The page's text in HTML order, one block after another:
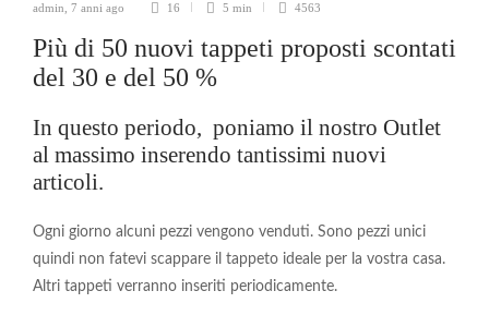
admin, 7 anni ago 16 5 min 4563
Più di 50 nuovi tappeti proposti scontati
del 30 e del 50 %
In questo periodo, poniamo il nostro Outlet
al massimo inserendo tantissimi nuovi
articoli.
Ogni giorno alcuni pezzi vengono venduti. Sono pezzi unici
quindi non fatevi scappare il tappeto ideale per la vostra casa.
Altri tappeti verranno inseriti periodicamente.